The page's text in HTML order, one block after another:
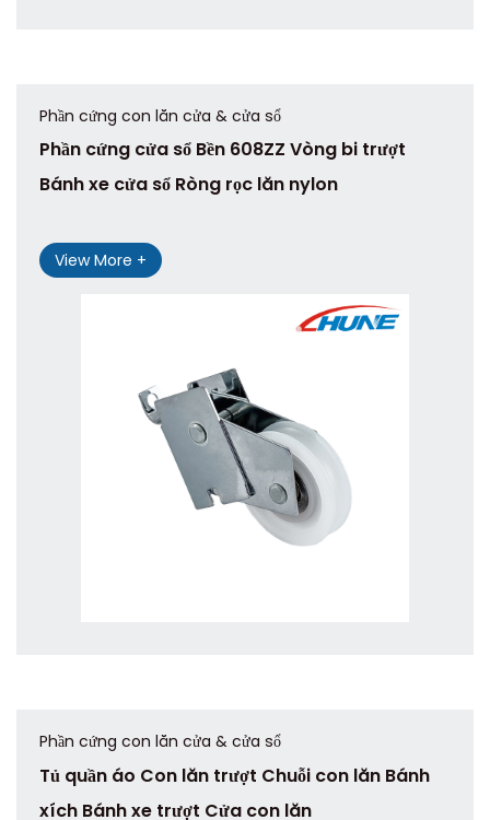
Phần cứng con lăn cửa & cửa sổ
Phần cứng cửa sổ Bền 608ZZ Vòng bi trượt
Bánh xe cửa sổ Ròng rọc lăn nylon
View More +
Phần cứng con lăn cửa & cửa sổ
Tủ quần áo Con lăn trượt Chuỗi con lăn Bánh
xích Bánh xe trượt Cửa con lăn